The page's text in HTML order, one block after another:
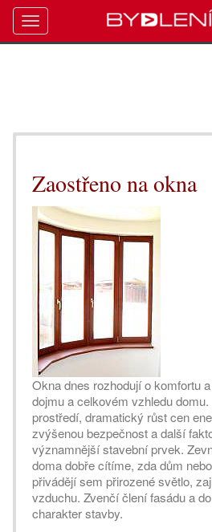
Zaostřeno na okna
Okna dnes rozhodují o komfortu
dojmu a celkovém vzhledu
prostředí, dramatický růst cen
zvýšenou bezpečnost a další
významnější stavební prvek.
doma dobře cítíme, zda dům
přivádějí sem přirozené světlo,
vzduchu. Zvenčí člení fasádu a
charakter stavby.
Toggle
navigation